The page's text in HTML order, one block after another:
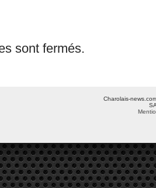
sont fermés.
Charolais-